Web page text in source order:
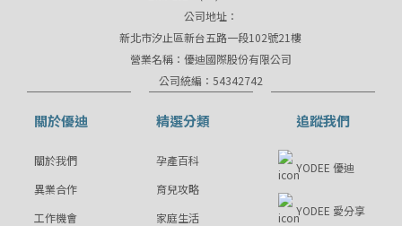
公司地址：
新北市汐止區新台五路一段102號21樓
營業名稱：優迪國際股份有限公司
公司統編：54342742
關於優迪
關於我們
異業合作
工作機會
精選分類
孕產百科
育兒攻略
家庭生活
追蹤我們
YODEE 優迪
YODEE 愛分享